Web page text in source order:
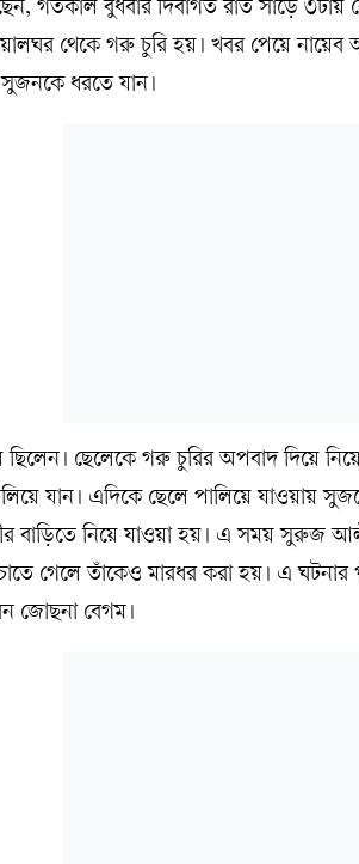
গতকাল বুধবার দিবাগত রাত সাড়ে ৩টায়
থেকে গরু চুরি হয়। খবর পেয়ে
সুজনকে ধরতে যান।
ছেলেকে গরু চুরির অপবাদ দিয়ে নিয়ে
যান। এদিকে ছেলে পালিয়ে যাওয়ায়
বাড়িতে নিয়ে যাওয়া হয়। এ সময় সুরুজ
গেলে তাঁকেও মারধর করা হয়। এ ঘটনার
জোছনা বেগম।